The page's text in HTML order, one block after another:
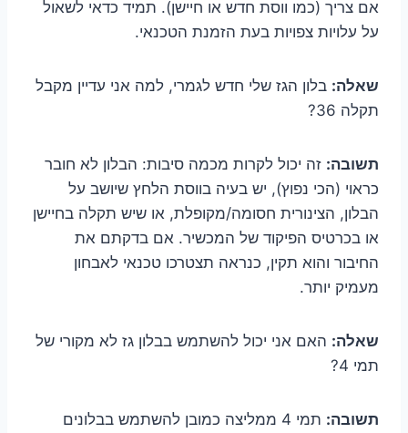
אם צריך (כמו ווסת חדש או חיישן). תמיד כדאי לשאול
על עלויות צפויות בעת הזמנת הטכנאי.
שאלה: בלון הגז שלי חדש לגמרי, למה אני עדיין מקבל
תקלה 36?
תשובה: זה יכול לקרות מכמה סיבות: הבלון לא חובר
כראוי (הכי נפוץ), יש בעיה בווסת הלחץ שיושב על
הבלון, הצינורית חסומה/מקופלת, או שיש תקלה בחיישן
או בכרטיס הפיקוד של המכשיר. אם בדקתם את
החיבור והוא תקין, כנראה תצטרכו טכנאי לאבחון
מעמיק יותר.
שאלה: האם אני יכול להשתמש בבלון גז לא מקורי של
תמי 4?
תשובה:
תמי 4 ממליצה כמובן להשתמש בבלונים